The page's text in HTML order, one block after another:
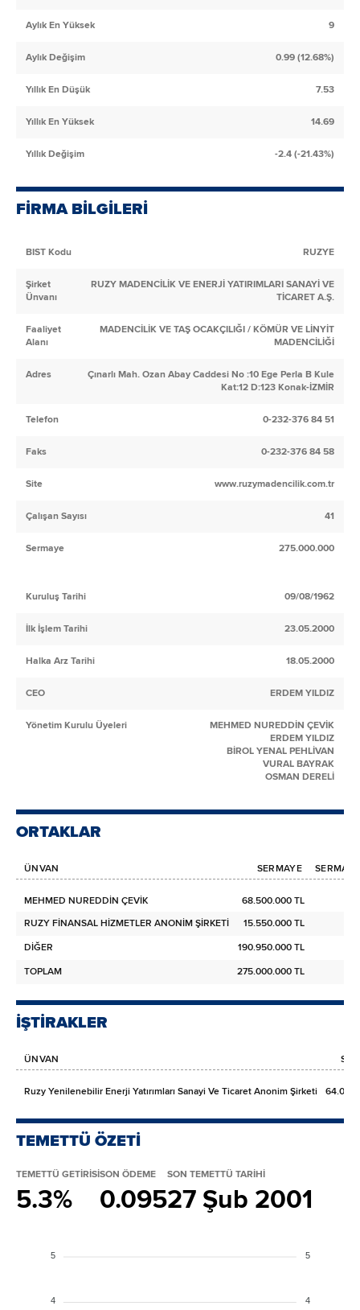
Aylık En Yüksek 9
Aylık Değişim 0.99 (12.68%)
Yıllık En Düşük 7.53
Yıllık En Yüksek 14.69
Yıllık Değişim -2.4 (-21.43%)
FİRMA BİLGİLERİ
BIST Kodu RUZYE
Şirket
Ünvanı
RUZY MADENCİLİK VE ENERJİ YATIRIMLARI SANAYİ VE
TİCARET A.Ş.
Faaliyet
Alanı
MADENCİLİK VE TAŞ OCAKÇILIĞI / KÖMÜR VE LİNYİT
MADENCİLİĞİ
Adres
Çınarlı Mah. Ozan Abay Caddesi No :10 Ege Perla B Kule
Kat:12 D:123 Konak-İZMİR
Telefon 0-232-376 84 51
Faks 0-232-376 84 58
Site www.ruzymadencilik.com.tr
Çalışan Sayısı 41
Sermaye 275.000.000
Kuruluş Tarihi 09/08/1962
İlk İşlem Tarihi 23.05.2000
Halka Arz Tarihi 18.05.2000
CEO ERDEM YILDIZ
Yönetim Kurulu Üyeleri
MEHMED NUREDDİN ÇEVİK
ERDEM YILDIZ
BİROL YENAL PEHLİVAN
VURAL BAYRAK
OSMAN DERELİ
ORTAKLAR
ÜNVAN SERMAYE
MEHMED NUREDDİN ÇEVİK
68.500.000 TL
RUZY FİNANSAL HİZMETLER ANONİM ŞİRKETİ
15.550.000 TL
DİĞER
190.950.000 TL
TOPLAM
275.000.000 TL
İŞTİRAKLER
ÜNVAN
Ruzy Yenilenebilir Enerji Yatırımları Sanayi Ve Ticaret Anonim Şirketi
TEMETTÜ ÖZETİ
TEMETTÜ GETİRİSİ
5.3%
SON ÖDEME
0.095
SON TEMETTÜ TARİHİ
27 Şub 2001
5
4
5
4